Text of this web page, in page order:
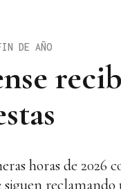
DE AÑO
horas de 2026
siguen